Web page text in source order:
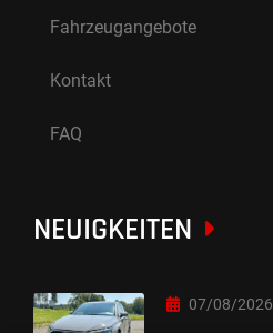
Fahrzeugangebote
Kontakt
FAQ
NEUIGKEITEN
07/08/2026